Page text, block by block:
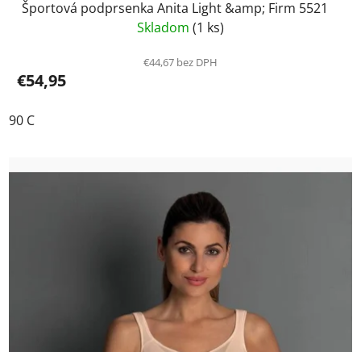
Športová podprsenka Anita Light &amp; Firm 5521
Skladom (1 ks)
€44,67 bez DPH
€54,95
90 C